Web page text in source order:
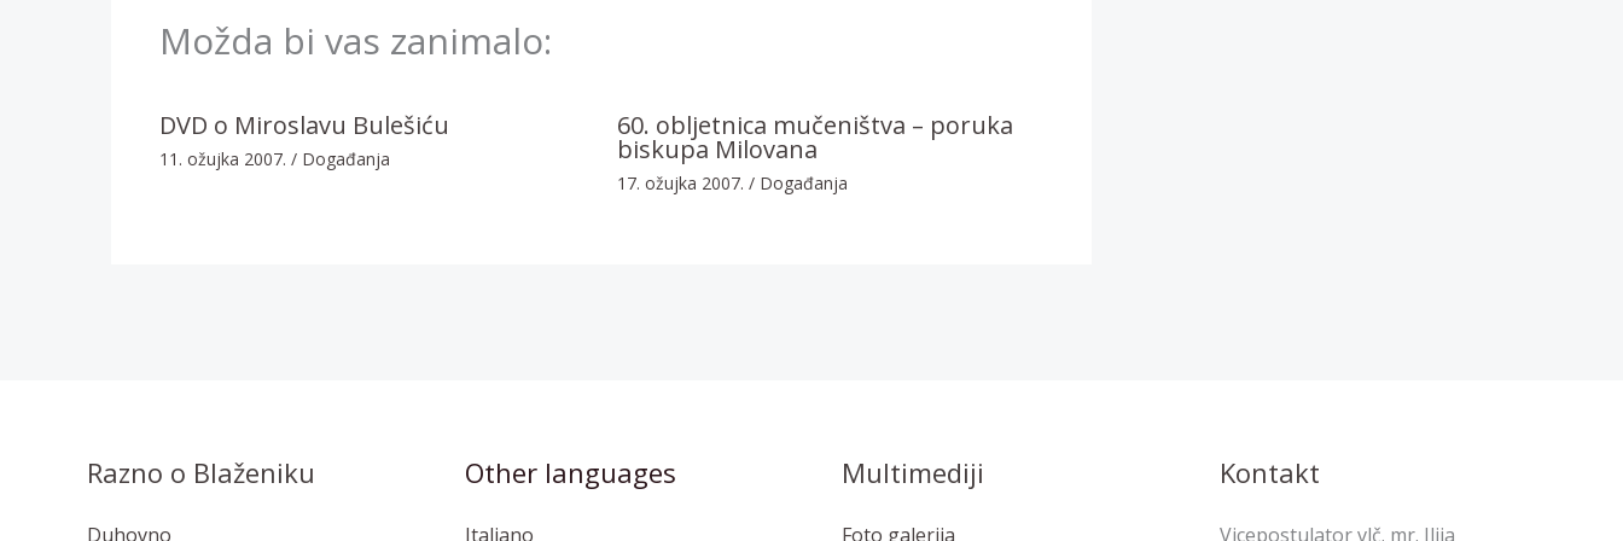
Možda bi vas zanimalo:
DVD o Miroslavu Bulešiću
11. ožujka 2007. / Događanja
60. obljetnica mučeništva – poruka
biskupa Milovana
17. ožujka 2007. / Događanja
Razno o Blaženiku
Duhovno
Other languages
Italiano
Multimediji
Foto galerija
Kontakt
Vicepostulator vlč. mr. Ilija